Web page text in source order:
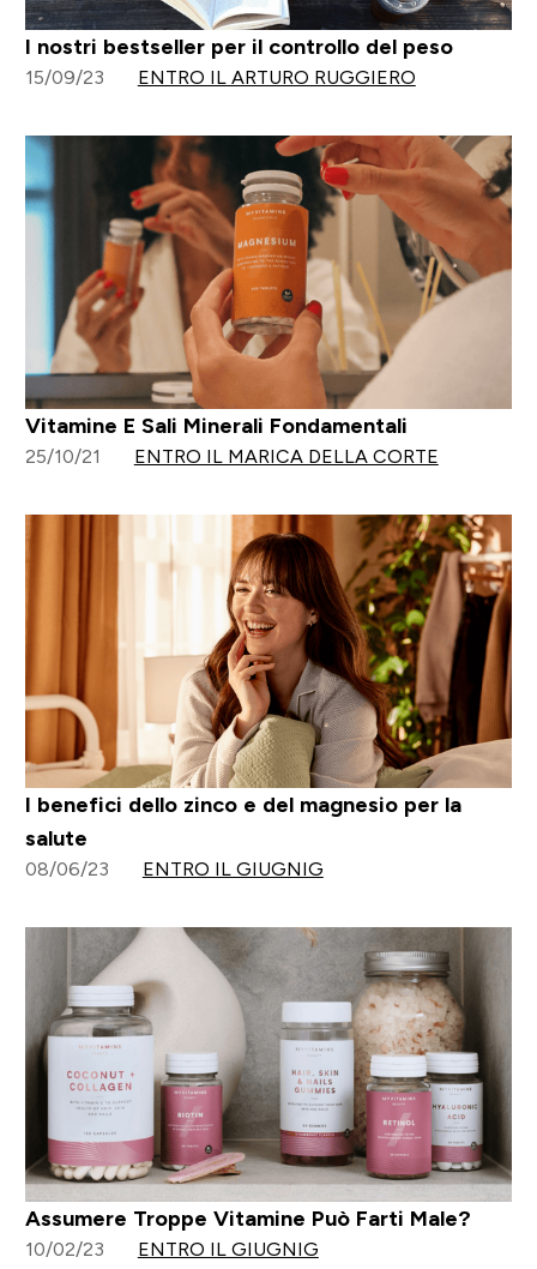
I nostri bestseller per il controllo del peso
15/09/23 ENTRO IL ARTURO RUGGIERO
Vitamine E Sali Minerali Fondamentali
25/10/21 ENTRO IL MARICA DELLA CORTE
I benefici dello zinco e del magnesio per la
salute
08/06/23 ENTRO IL GIUGNIG
Assumere Troppe Vitamine Può Farti Male?
10/02/23 ENTRO IL GIUGNIG